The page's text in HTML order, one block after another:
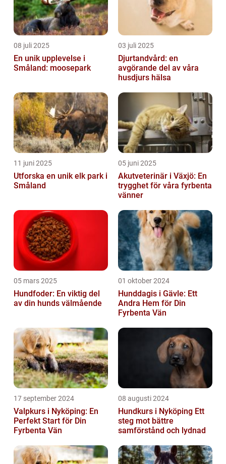
08 juli 2025
En unik upplevelse i
Småland: moosepark
03 juli 2025
Djurtandvård: en
avgörande del av våra
husdjurs hälsa
11 juni 2025
Utforska en unik elk park i
Småland
05 juni 2025
Akutveterinär i Växjö: En
trygghet för våra fyrbenta
vänner
05 mars 2025
Hundfoder: En viktig del
av din hunds välmående
01 oktober 2024
Hunddagis i Gävle: Ett
Andra Hem för Din
Fyrbenta Vän
17 september 2024
Valpkurs i Nyköping: En
Perfekt Start för Din
Fyrbenta Vän
08 augusti 2024
Hundkurs i Nyköping Ett
steg mot bättre
samförstånd och lydnad